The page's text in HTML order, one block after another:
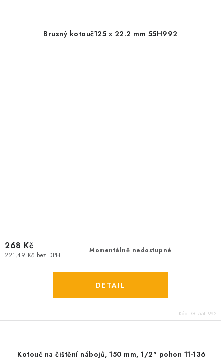
Brusný kotouč125 x 22.2 mm 55H992
Momentálně nedostupné
221,49 Kč bez DPH
268 Kč
Kód: GT55H992
Kotouč na čištění nábojů, 150 mm, 1/2" pohon 11-136